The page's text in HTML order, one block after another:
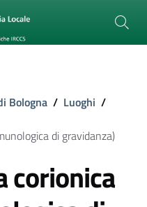
Bologna / Luoghi /
di gravidanza)
corionica